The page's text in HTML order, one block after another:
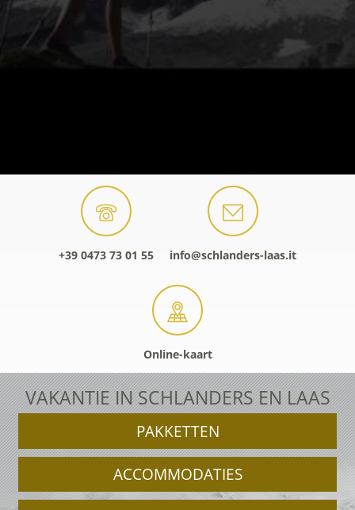
+39 0473 73 01 55 info@schlanders-laas.it
Online-kaart
VAKANTIE IN SCHLANDERS EN LAAS
PAKKETTEN
ACCOMMODATIES